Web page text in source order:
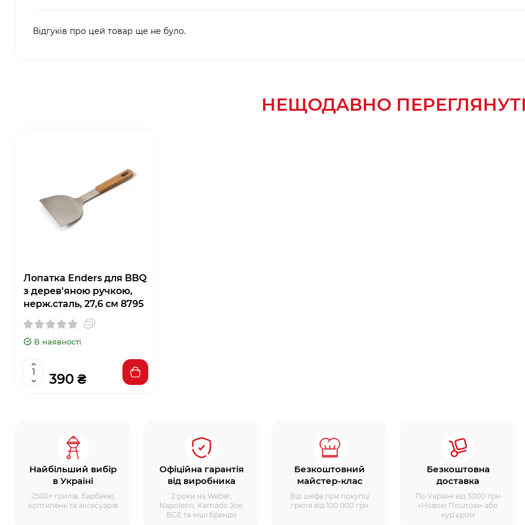
Відгуків про цей товар ще не було.
НЕЩОДАВНО
Лопатка Enders для BBQ
з дерев'яною ручкою,
нерж.сталь, 27,6 см 8795
В наявності
390 ₴
Найбільший вибір
в Україні
2500+ грилів, барбекю,
коптилень та аксесуарів
Офіційна гарантія
від виробника
2 роки на Weber,
Napoleon, Kamado Joe,
BGE та інші бренди
Безкоштовний
майстер-клас
Від шефа при покупці
гриля від 100 000 грн
Безкоштовна
доставка
По Україні від 3000 грн
«Новою Поштою» або
кур’єром